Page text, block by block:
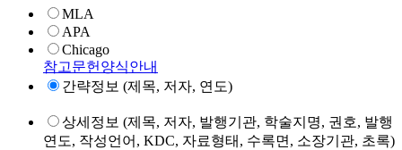
MLA
APA
Chicago
참고문헌양식안내
간략정보 (제목, 저자, 연도)
상세정보 (제목, 저자, 발행기관, 학술지명, 권호, 발행
연도, 작성언어, KDC, 자료형태, 수록면, 소장기관, 초록)